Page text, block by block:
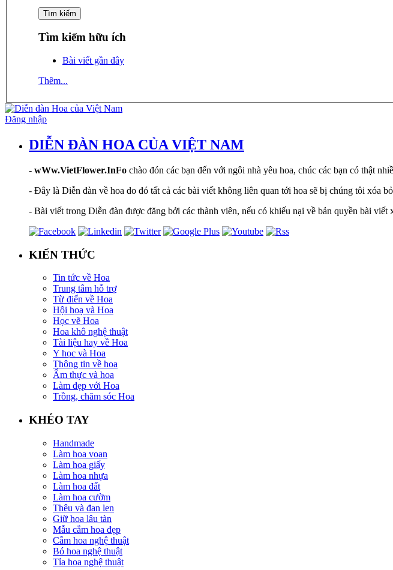
Tìm kiếm hữu ích
Bài viết gần đây
Thêm...
Đăng nhập
DIỄN ĐÀN HOA CỦA VIỆT NAM
- wWw.VietFlower.InFo chào đón các bạn đến với ngôi nhà yêu hoa, chúc các bạn có thật
- Đây là Diễn đàn về hoa do đó tất cả các bài viết không liên quan tới hoa sẽ bị chúng tôi xóa
- Bài viết trong Diễn đàn được đăng bởi các thành viên, nếu có khiếu nại về bản quyền bài
KIẾN THỨC
Tin tức về Hoa
Trung tâm hỗ trợ
Từ điển về Hoa
Hội hoạ và Hoa
Học vẽ Hoa
Hoa khô nghệ thuật
Tài liệu hay về Hoa
Y học và Hoa
Thông tin về hoa
Ẩm thực và hoa
Làm đẹp với Hoa
Trồng, chăm sóc Hoa
KHÉO TAY
Handmade
Làm hoa voan
Làm hoa giấy
Làm hoa nhựa
Làm hoa đất
Làm hoa cườm
Thêu và đan len
Giữ hoa lâu tàn
Mẫu cắm hoa đẹp
Cắm hoa nghệ thuật
Bó hoa nghệ thuật
Tỉa hoa nghệ thuật